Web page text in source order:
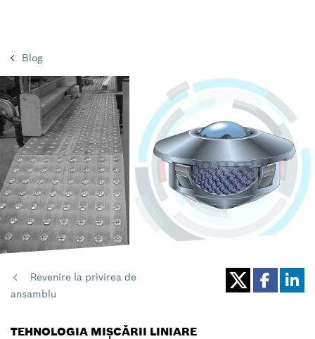
Blog
Revenire la privirea de
ansamblu
TEHNOLOGIA MIȘCĂRII LINIARE